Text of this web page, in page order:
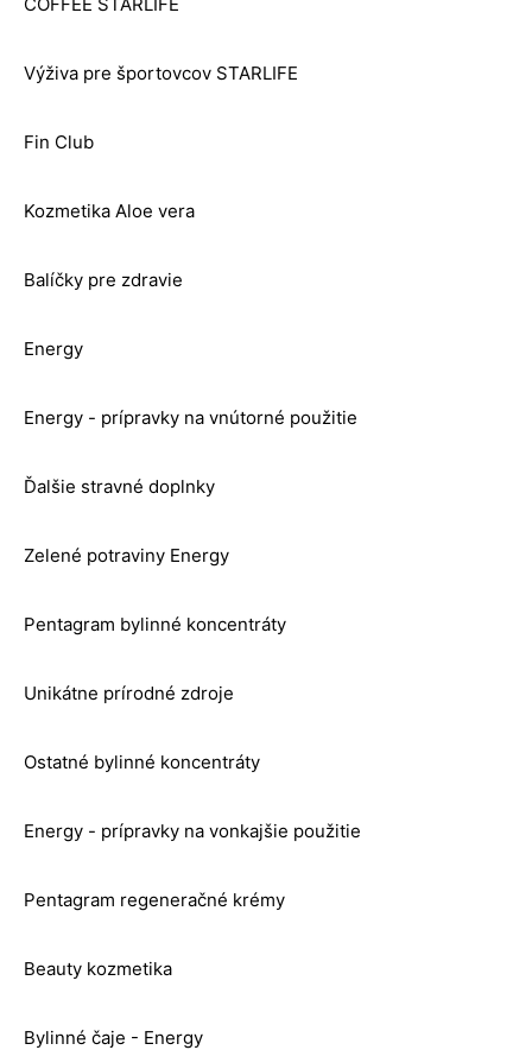
Výživa pre športovcov STARLIFE
Fin Club
Kozmetika Aloe vera
Balíčky pre zdravie
Energy
Energy - prípravky na vnútorné použitie
Ďalšie stravné doplnky
Zelené potraviny Energy
Pentagram bylinné koncentráty
Unikátne prírodné zdroje
Ostatné bylinné koncentráty
Energy - prípravky na vonkajšie použitie
Pentagram regeneračné krémy
Beauty kozmetika
Bylinné čaje - Energy